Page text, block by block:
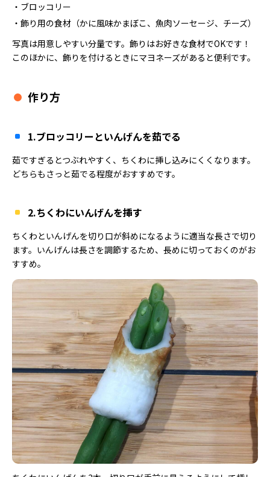
ブロッコリー
飾り用の食材（かに風味かまぼこ、魚肉ソーセージ、チーズ）
写真は用意しやすい分量です。飾りはお好きな食材でOKです！
このほかに、飾りを付けるときにマヨネーズがあると便利です。
作り方
1.ブロッコリーといんげんを茹でる
茹ですぎるとつぶれやすく、ちくわに挿し込みにくくなります。
どちらもさっと茹でる程度がおすすめです。
2.ちくわにいんげんを挿す
ちくわといんげんを切り口が斜めになるように適当な長さで切り
ます。いんげんは長さを調節するため、長めに切っておくのがお
すすめ。